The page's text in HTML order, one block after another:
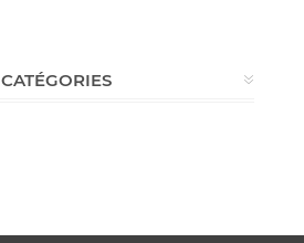
CATÉGORIES